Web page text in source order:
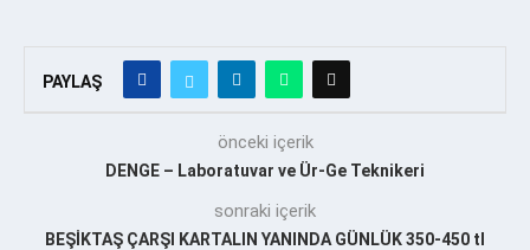
PAYLAŞ
önceki içerik
DENGE – Laboratuvar ve Ür-Ge Teknikeri
sonraki içerik
BEŞİKTAŞ ÇARŞI KARTALIN YANINDA GÜNLÜK 350-450 tl